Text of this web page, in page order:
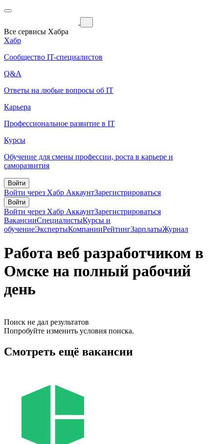
Все сервисы Хабра
Хабр
Сообщество IT-специалистов
Q&A
Ответы на любые вопросы об IT
Карьера
Профессиональное развитие в IT
Курсы
Обучение для смены профессии, роста в карьере и
саморазвития
Войти
Войти через Хабр АккаунтЗарегистрироваться
Войти
Войти через Хабр АккаунтЗарегистрироваться
ВакансииСпециалистыКурсы и
обучениеЭкспертыКомпанииРейтингЗарплатыЖурнал
Работа веб разработчиком в
Омске на полный рабочий
день
Поиск не дал результатов
Попробуйте изменить условия поиска.
Смотреть ещё вакансии